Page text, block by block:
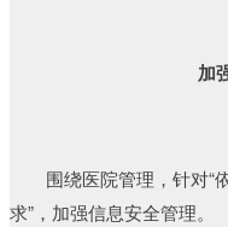
加
围绕医院管理，针对“
求”，加强信息安全管理。